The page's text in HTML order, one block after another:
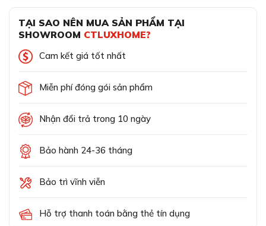
TẠI SAO NÊN MUA SẢN PHẨM TẠI
SHOWROOM CTLUXHOME?
Cam kết giá tốt nhất
Miễn phí đóng gói sản phẩm
Nhận đổi trả trong 10 ngày
Bảo hành 24-36 tháng
Bảo trì vĩnh viễn
Hỗ trợ thanh toán bằng thẻ tín dụng